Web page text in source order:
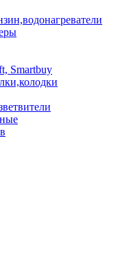
Smartbuy